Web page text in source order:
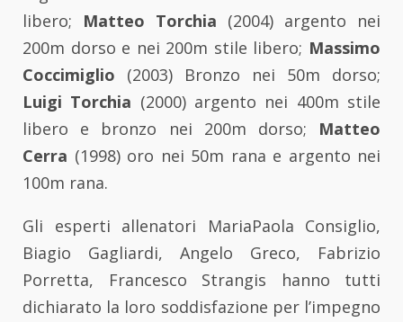
libero; Matteo Torchia (2004) argento nei
200m dorso e nei 200m stile libero; Massimo
Coccimiglio (2003) Bronzo nei 50m dorso;
Luigi Torchia (2000) argento nei 400m stile
libero e bronzo nei 200m dorso; Matteo
Cerra (1998) oro nei 50m rana e argento nei
100m rana.
Gli esperti allenatori MariaPaola Consiglio,
Biagio Gagliardi, Angelo Greco, Fabrizio
Porretta, Francesco Strangis hanno tutti
dichiarato la loro soddisfazione per l’impegno